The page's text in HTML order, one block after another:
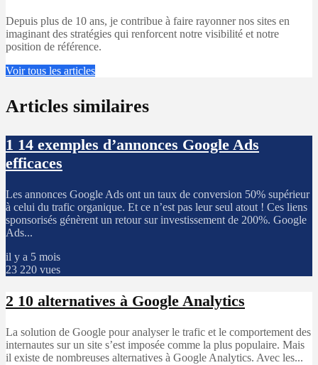
Depuis plus de 10 ans, je contribue à faire rayonner nos sites en
imaginant des stratégies qui renforcent notre visibilité et notre
position de référence.
Voir tous les articles
Articles similaires
1 14 exemples d’annonces Google Ads
efficaces
Les annonces Google Ads ont un taux de conversion 50% supérieur
à celui du trafic organique. Et ce n’est pas leur seul atout ! Ces liens
sponsorisés génèrent un retour sur investissement de 200%. Google
Ads...
il y a 5 mois
23 220 vues
2 10 alternatives à Google Analytics
La solution de Google pour analyser le trafic et le comportement des
internautes sur un site s’est imposée comme la plus populaire. Mais
il existe de nombreuses alternatives à Google Analytics. Avec les...